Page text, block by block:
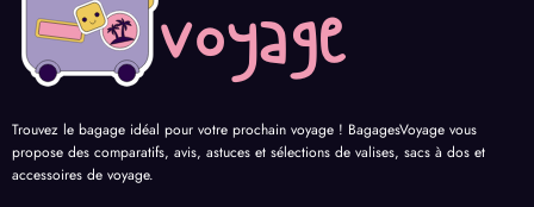
Trouvez le bagage idéal pour votre prochain voyage ! BagagesVoyage vous
propose des comparatifs, avis, astuces et sélections de valises, sacs à dos et
accessoires de voyage.